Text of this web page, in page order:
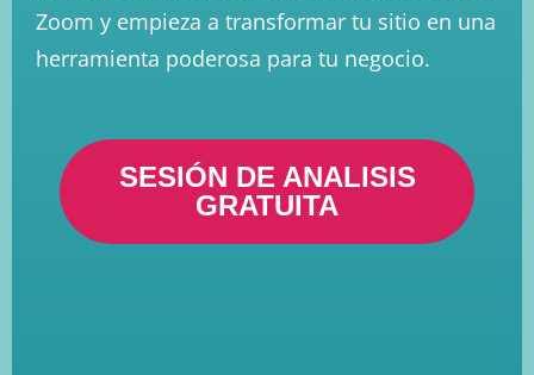
Zoom y empieza a transformar tu sitio en una
herramienta poderosa para tu negocio.
SESIÓN DE ANALISIS
GRATUITA